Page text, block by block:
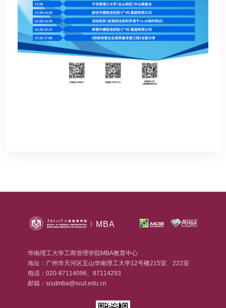
MBA
华南理工大学工商管理学院MBA教育中心
地址：广州市天河区五山华南理工大学12号楼215室、222室
电话：020-87114096、87114293
邮箱：scutmba@scut.edu.cn